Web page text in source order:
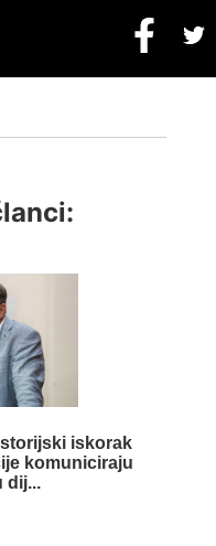
iskorak
komuniciraju
dij...